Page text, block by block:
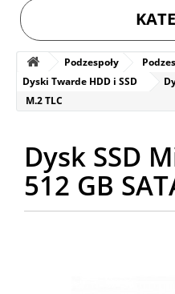
Podzespoły
Dyski Twarde HDD i SSD
M.2 TLC
Dysk SSD
512 GB